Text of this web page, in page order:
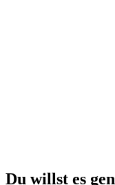
Du willst es